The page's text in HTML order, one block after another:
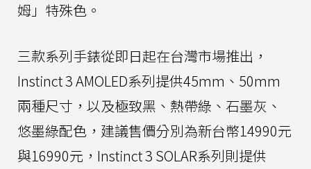
姆」特殊色。
三款系列手錶從即日起在台灣市場推出，
Instinct 3 AMOLED系列提供45mm、50mm
兩種尺寸，以及極致黑、熱帶綠、石墨灰、
悠墨綠配色，建議售價分別為新台幣14990元
與16990元，Instinct 3 SOLAR系列則提供